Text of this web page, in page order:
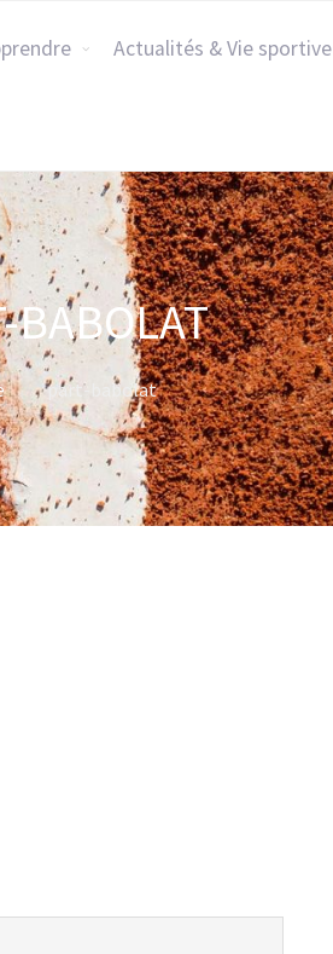
Actualités & Vie sportive
BABOLAT
part-babolat